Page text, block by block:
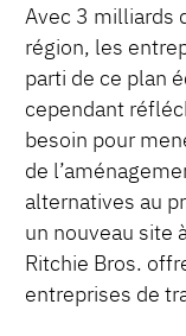
Avec 3 milliards
région, les
parti de ce plan
cependant
besoin pour
de
alternatives au
un nouveau site
Ritchie Bros.
entreprises de